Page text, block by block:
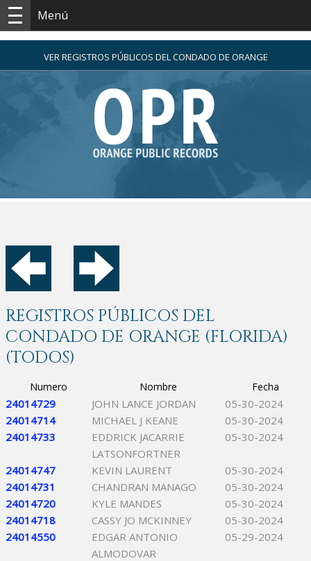
Menú
VER REGISTROS PÚBLICOS DEL CONDADO DE ORANGE
REGISTROS PÚBLICOS DEL
CONDADO DE ORANGE (FLORIDA)
(TODOS)
Numero Nombre Fecha
24014729 JOHN LANCE JORDAN
05-30-2024
24014714
MICHAEL J KEANE
05-30-2024
24014733
EDDRICK JACARRIE
LATSONFORTNER
05-30-2024
24014747 KEVIN LAURENT
05-30-2024
24014731
CHANDRAN MANAGO
05-30-2024
24014720
KYLE MANDES
05-30-2024
24014718
CASSY JO MCKINNEY
05-30-2024
24014550
EDGAR ANTONIO
ALMODOVAR
05-29-2024